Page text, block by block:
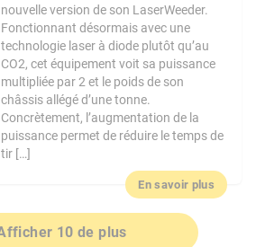
nouvelle version de son LaserWeeder.
Fonctionnant désormais avec une
technologie laser à diode plutôt qu’au
CO2, cet équipement voit sa puissance
multipliée par 2 et le poids de son
châssis allégé d’une tonne.
Concrètement, l’augmentation de la
puissance permet de réduire le temps de
tir […]
En savoir plus
10 de plus